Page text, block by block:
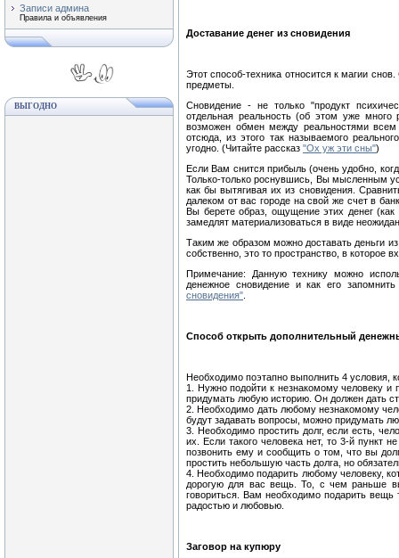
Записи админа
Правила и объявления
ВЫГОДНО
Доставание денег из сновидения
Этот способ-техника относится к магии
предметы.
Сновидение - не только "продукт
отдельная реальность (об этом уже много
возможен обмен между реальностями
отсюда, из этого так называемого
угодно. (Читайте рассказ "Ох уж эти сны")
Если Вам снится прибыль (очень удобно,
Только-только роснувшись, Вы мысленным
как бы вытягивая их из сновидения.
далеком от вас городе на свой же счет в
Вы берете образ, ощущение этих денег
замедлят материализоваться в виде
Таким же образом можно доставать деньги
собственно, это то пространство, в которое
Примечание: Данную технику можно
денежное сновидение и как его
сновидения"
Способ открыть дополнительный
Необходимо поэтапно выполнить 4 условия,
1. Нужно подойти к незнакомому человеку и
придумать любую историю. Он должен дать
2. Необходимо дать любому незнакомому
будут задавать вопросы, можно придумать
3. Необходимо простить долг, если есть,
их. Если такого человека нет, то 3-й пункт
позвонить ему и сообщить о том, что вы
простить небольшую часть долга, но
4. Необходимо подарить любому человеку,
дорогую для вас вещь. То, с чем раньше
говориться. Вам необходимо подарить
радостью и любовью.
Заговор на купюру